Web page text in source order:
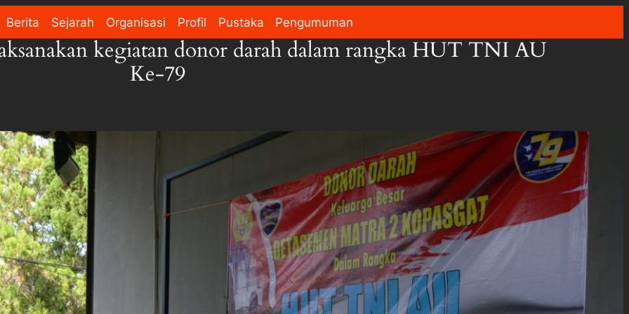
Berita Sejarah Organisasi Profil Pustaka Pengumuman
kegiatan donor darah dalam rangka HUT TNI AU
Ke-79